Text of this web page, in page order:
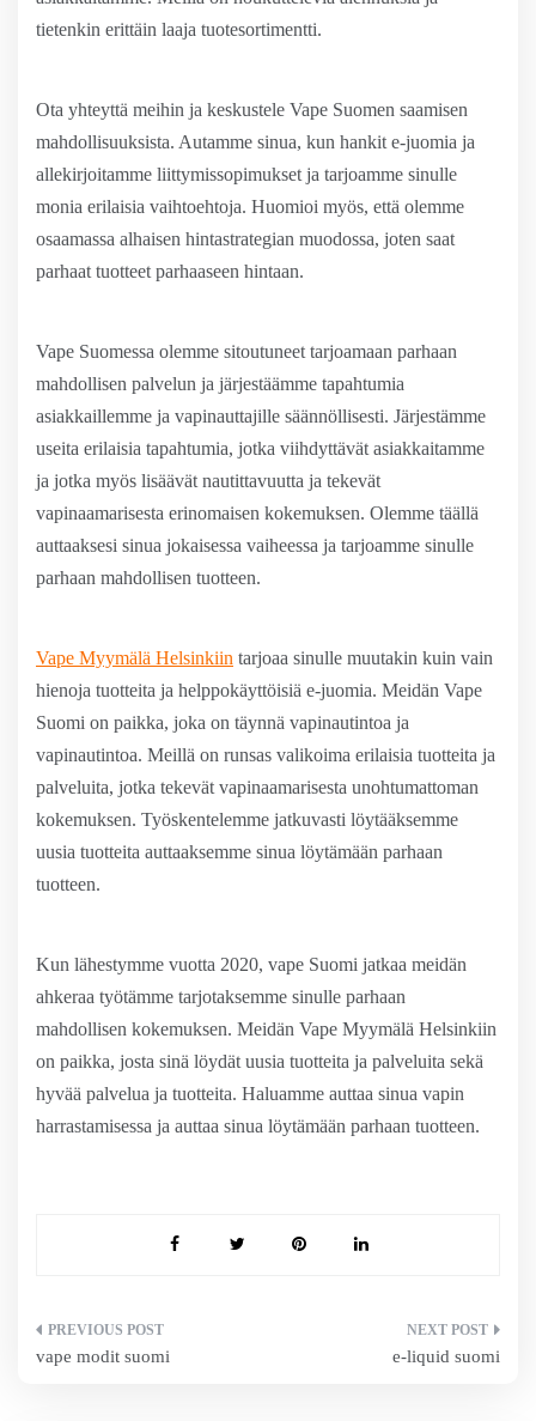
tietenkin erittäin laaja tuotesortimentti.
Ota yhteyttä meihin ja keskustele Vape Suomen saamisen
mahdollisuuksista. Autamme sinua, kun hankit e-juomia ja
allekirjoitamme liittymissopimukset ja tarjoamme sinulle
monia erilaisia vaihtoehtoja. Huomioi myös, että olemme
osaamassa alhaisen hintastrategian muodossa, joten saat
parhaat tuotteet parhaaseen hintaan.
Vape Suomessa olemme sitoutuneet tarjoamaan parhaan
mahdollisen palvelun ja järjestäämme tapahtumia
asiakkaillemme ja vapinauttajille säännöllisesti. Järjestämme
useita erilaisia tapahtumia, jotka viihdyttävät asiakkaitamme
ja jotka myös lisäävät nautittavuutta ja tekevät
vapinaamarisesta erinomaisen kokemuksen. Olemme täällä
auttaaksesi sinua jokaisessa vaiheessa ja tarjoamme sinulle
parhaan mahdollisen tuotteen.
Vape Myymälä Helsinkiin tarjoaa sinulle muutakin kuin vain
hienoja tuotteita ja helppokäyttöisiä e-juomia. Meidän Vape
Suomi on paikka, joka on täynnä vapinautintoa ja
vapinautintoa. Meillä on runsas valikoima erilaisia tuotteita ja
palveluita, jotka tekevät vapinaamarisesta unohtumattoman
kokemuksen. Työskentelemme jatkuvasti löytääksemme
uusia tuotteita auttaaksemme sinua löytämään parhaan
tuotteen.
Kun lähestymme vuotta 2020, vape Suomi jatkaa meidän
ahkeraa työtämme tarjotaksemme sinulle parhaan
mahdollisen kokemuksen. Meidän Vape Myymälä Helsinkiin
on paikka, josta sinä löydät uusia tuotteita ja palveluita sekä
hyvää palvelua ja tuotteita. Haluamme auttaa sinua vapin
harrastamisessa ja auttaa sinua löytämään parhaan tuotteen.
Artikkelien
vape modit suomi e-liquid suomi